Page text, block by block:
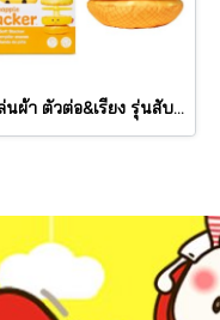
ของเล่นผ้า ตัวต่อ&เรียง รุ่นสับปะรด เขย่ามีเสียง Pineapple Stacker รุ่น 30743 ยี่ห้อ Melissa & Doug